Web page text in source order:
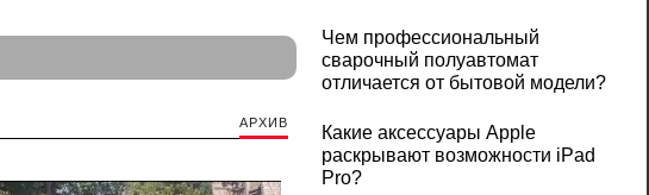
АРХИВ
Чем профессиональный
сварочный полуавтомат
отличается от бытовой модели?
Какие аксессуары Apple
раскрывают возможности iPad
Pro?